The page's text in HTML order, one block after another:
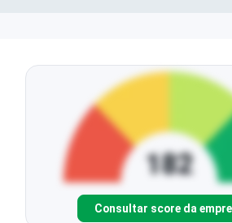
Consultar score da